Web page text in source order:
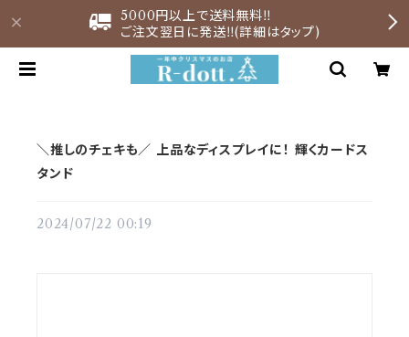
5000円以上で送料無料‼︎
ご注文翌日に発送‼︎(詳細はタップ)
＼推しのチェキも／ 上品なディスプレイに！ 輝くカードス
タンド ⁡
2024/07/22 00:19